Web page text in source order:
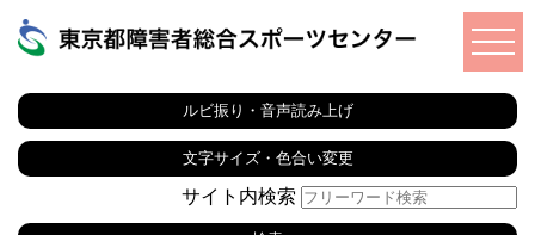
ルビ振り・音声読み上げ
文字サイズ・色合い変更
サイト内検索